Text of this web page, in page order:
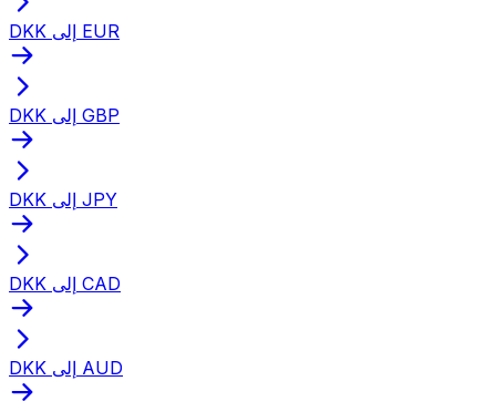
DKK إلى EUR
DKK إلى GBP
DKK إلى JPY
DKK إلى CAD
DKK إلى AUD